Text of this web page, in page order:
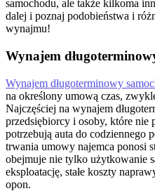
samochodu, ale także kilkoma
dalej i poznaj podobieństwa i
wynajmu!
Wynajem
Wynajem długoterminowy
na określony umową czas,
Najczęściej na wynajem
przedsiębiorcy i osoby, które nie
potrzebują auta do codziennego
trwania umowy najemca ponosi
obejmuje nie tylko użytkowanie
eksploatację, stałe koszty
opon.